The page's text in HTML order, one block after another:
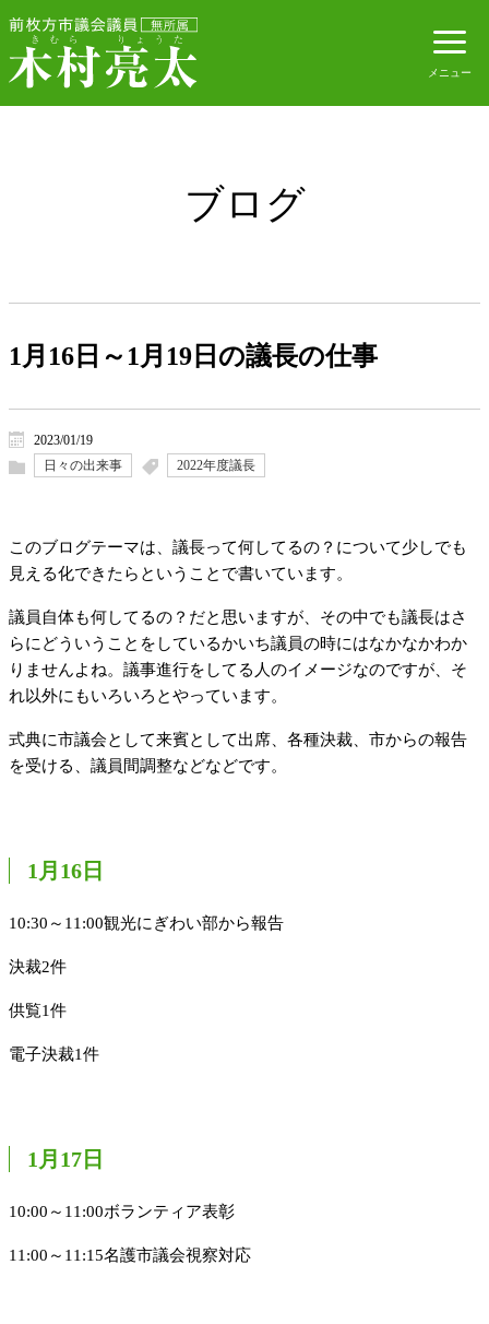
ブログ
1月16日～1月19日の議長の仕事
2023/01/19
日々の出来事
2022年度議長
このブログテーマは、議長って何してるの？について少しでも
見える化できたらということで書いています。
議員自体も何してるの？だと思いますが、その中でも議長はさ
らにどういうことをしているかいち議員の時にはなかなかわか
りませんよね。議事進行をしてる人のイメージなのですが、そ
れ以外にもいろいろとやっています。
式典に市議会として来賓として出席、各種決裁、市からの報告
を受ける、議員間調整などなどです。
1月16日
10:30～11:00観光にぎわい部から報告
決裁2件
供覧1件
電子決裁1件
1月17日
10:00～11:00ボランティア表彰
11:00～11:15名護市議会視察対応